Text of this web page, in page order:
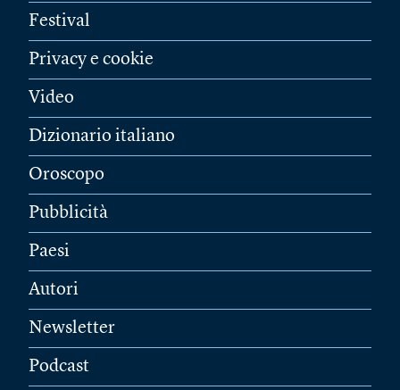
Festival
Privacy e cookie
Video
Dizionario italiano
Oroscopo
Pubblicità
Paesi
Autori
Newsletter
Podcast